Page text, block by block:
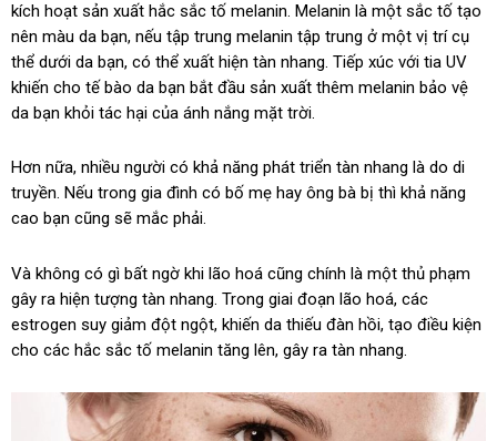
kích hoạt sản xuất hắc sắc tố melanin. Melanin là một sắc tố tạo
nên màu da bạn, nếu tập trung melanin tập trung ở một vị trí cụ
thể dưới da bạn, có thể xuất hiện tàn nhang. Tiếp xúc với tia UV
khiến cho tế bào da bạn bắt đầu sản xuất thêm melanin bảo vệ
da bạn khỏi tác hại của ánh nắng mặt trời.
Hơn nữa, nhiều người có khả năng phát triển tàn nhang là do di
truyền. Nếu trong gia đình có bố mẹ hay ông bà bị thì khả năng
cao bạn cũng sẽ mắc phải.
Và không có gì bất ngờ khi lão hoá cũng chính là một thủ phạm
gây ra hiện tượng tàn nhang. Trong giai đoạn lão hoá, các
estrogen suy giảm đột ngột, khiến da thiếu đàn hồi, tạo điều kiện
cho các hắc sắc tố melanin tăng lên, gây ra tàn nhang.